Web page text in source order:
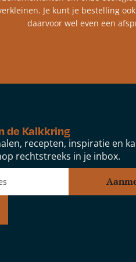
Je kunt je bestelling
daarvoor wel even een
de Kalkkring
recepten, inspiratie en
rechtstreeks in je inbox.